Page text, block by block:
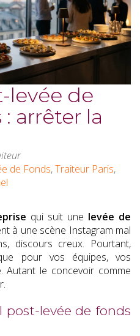
levée de
arrêter la
de Fonds,Traiteur Paris,
qui suit une levée de
à une scène Instagram mal
discours creux. Pourtant,
pour vos équipes, vos
Autant le concevoir comme
levée de fonds